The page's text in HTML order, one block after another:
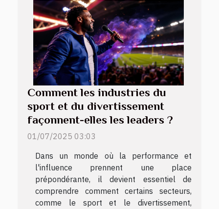
Comment les industries du
sport et du divertissement
façonnent-elles les leaders ?
01/07/2025 03:03
Dans un monde où la performance et
l'influence prennent une place
prépondérante, il devient essentiel de
comprendre comment certains secteurs,
comme le sport et le divertissement,